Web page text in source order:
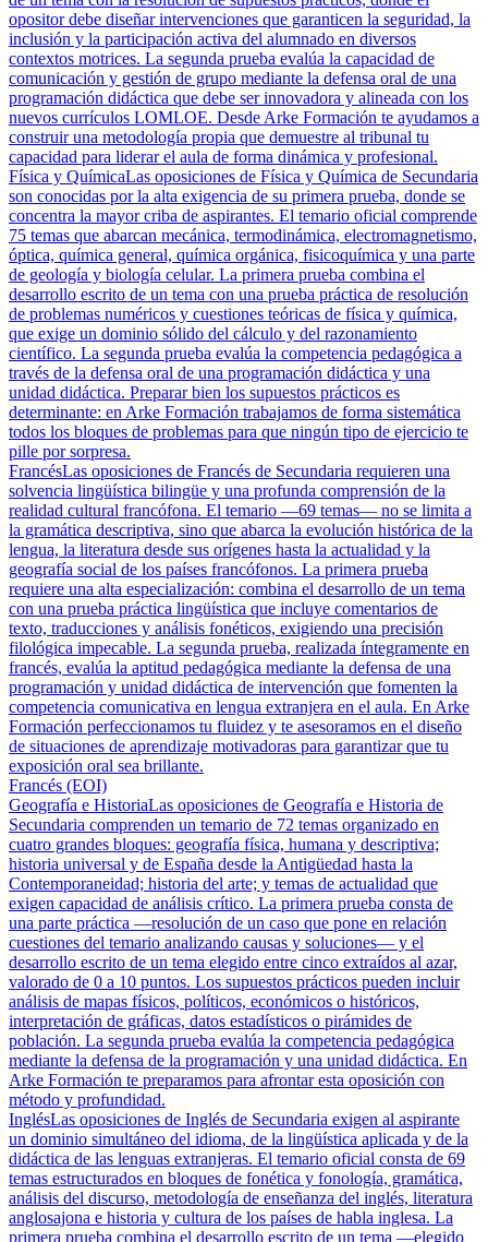
opositor debe diseñar intervenciones que garanticen la seguridad, la
inclusión y la participación activa del alumnado en diversos
contextos motrices. La segunda prueba evalúa la capacidad de
comunicación y gestión de grupo mediante la defensa oral de una
programación didáctica que debe ser innovadora y alineada con los
nuevos currículos LOMLOE. Desde Arke Formación te ayudamos a
construir una metodología propia que demuestre al tribunal tu
capacidad para liderar el aula de forma dinámica y profesional.
Física y QuímicaLas oposiciones de Física y Química de Secundaria
son conocidas por la alta exigencia de su primera prueba, donde se
concentra la mayor criba de aspirantes. El temario oficial comprende
75 temas que abarcan mecánica, termodinámica, electromagnetismo,
óptica, química general, química orgánica, fisicoquímica y una parte
de geología y biología celular. La primera prueba combina el
desarrollo escrito de un tema con una prueba práctica de resolución
de problemas numéricos y cuestiones teóricas de física y química,
que exige un dominio sólido del cálculo y del razonamiento
científico. La segunda prueba evalúa la competencia pedagógica a
través de la defensa oral de una programación didáctica y una
unidad didáctica. Preparar bien los supuestos prácticos es
determinante: en Arke Formación trabajamos de forma sistemática
todos los bloques de problemas para que ningún tipo de ejercicio te
pille por sorpresa.
FrancésLas oposiciones de Francés de Secundaria requieren una
solvencia lingüística bilingüe y una profunda comprensión de la
realidad cultural francófona. El temario —69 temas— no se limita a
la gramática descriptiva, sino que abarca la evolución histórica de la
lengua, la literatura desde sus orígenes hasta la actualidad y la
geografía social de los países francófonos. La primera prueba
requiere una alta especialización: combina el desarrollo de un tema
con una prueba práctica lingüística que incluye comentarios de
texto, traducciones y análisis fonéticos, exigiendo una precisión
filológica impecable. La segunda prueba, realizada íntegramente en
francés, evalúa la aptitud pedagógica mediante la defensa de una
programación y unidad didáctica de intervención que fomenten la
competencia comunicativa en lengua extranjera en el aula. En Arke
Formación perfeccionamos tu fluidez y te asesoramos en el diseño
de situaciones de aprendizaje motivadoras para garantizar que tu
exposición oral sea brillante.
Francés (EOI)
Geografía e HistoriaLas oposiciones de Geografía e Historia de
Secundaria comprenden un temario de 72 temas organizado en
cuatro grandes bloques: geografía física, humana y descriptiva;
historia universal y de España desde la Antigüedad hasta la
Contemporaneidad; historia del arte; y temas de actualidad que
exigen capacidad de análisis crítico. La primera prueba consta de
una parte práctica —resolución de un caso que pone en relación
cuestiones del temario analizando causas y soluciones— y el
desarrollo escrito de un tema elegido entre cinco extraídos al azar,
valorado de 0 a 10 puntos. Los supuestos prácticos pueden incluir
análisis de mapas físicos, políticos, económicos o históricos,
interpretación de gráficas, datos estadísticos o pirámides de
población. La segunda prueba evalúa la competencia pedagógica
mediante la defensa de la programación y una unidad didáctica. En
Arke Formación te preparamos para afrontar esta oposición con
método y profundidad.
InglésLas oposiciones de Inglés de Secundaria exigen al aspirante
un dominio simultáneo del idioma, de la lingüística aplicada y de la
didáctica de las lenguas extranjeras. El temario oficial consta de 69
temas estructurados en bloques de fonética y fonología, gramática,
análisis del discurso, metodología de enseñanza del inglés, literatura
anglosajona e historia y cultura de los países de habla inglesa. La
primera prueba combina el desarrollo escrito de un tema —elegido